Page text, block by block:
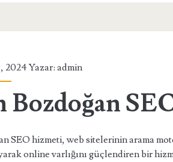
2024 Yazar:admin
Bozdoğan
SEO hizmeti, web sitelerinin arama
online varlığını güçlendiren bir